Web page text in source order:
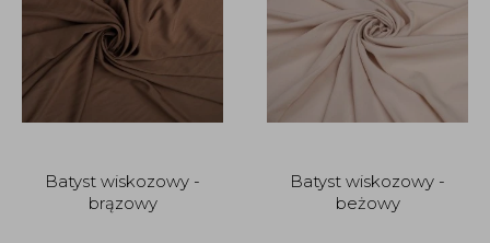
Batyst wiskozowy -
brązowy
Batyst wiskozowy -
beżowy